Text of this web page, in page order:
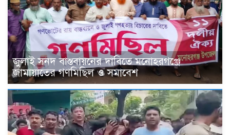
জুলাই সনদ বাস্তবায়নের দাবিতে মনোহরগঞ্জে
জামায়াতের গণমিছিল ও সমাবেশ